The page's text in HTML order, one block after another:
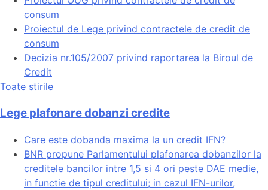
consum
Proiectul de Lege privind contractele de credit de
consum
Decizia nr.105/2007 privind raportarea la Biroul de
Credit
Toate stirile
Lege plafonare dobanzi credite
Care este dobanda maxima la un credit IFN?
BNR propune Parlamentului plafonarea dobanzilor la
creditele bancilor intre 1,5 si 4 ori peste DAE medie,
in functie de tipul creditului; in cazul IFN-urilor,